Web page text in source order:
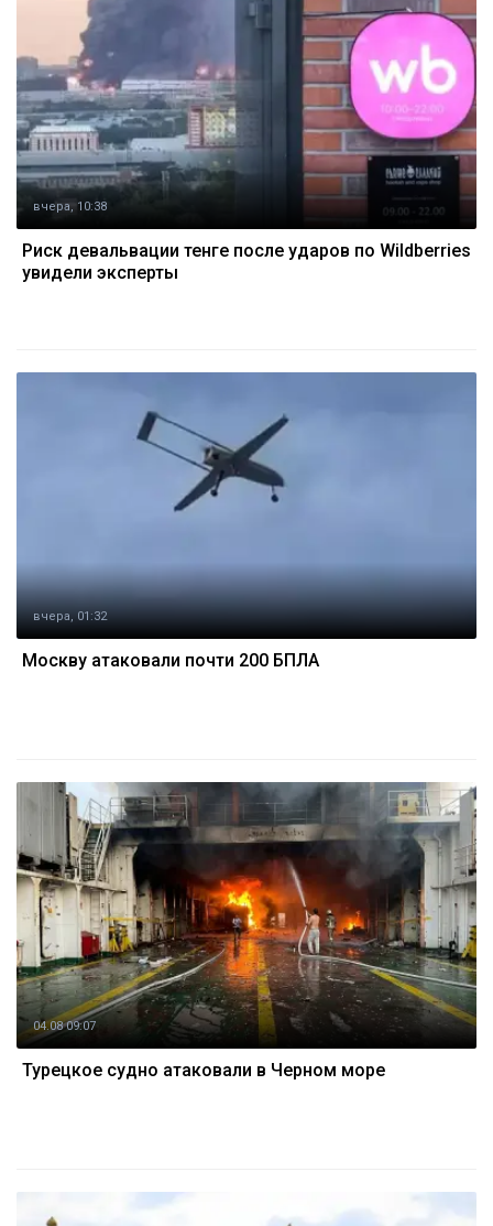
вчера, 10:38
Риск девальвации тенге после ударов по Wildberries
увидели эксперты
вчера, 01:32
Москву атаковали почти 200 БПЛА
04.08 09:07
Турецкое судно атаковали в Черном море